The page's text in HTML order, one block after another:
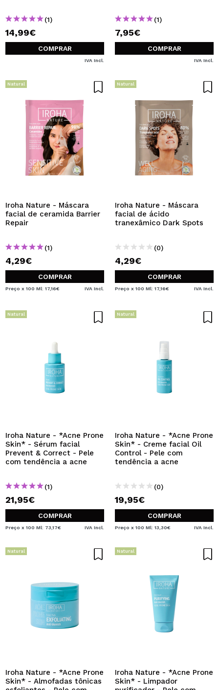
(1)
14,99€
COMPRAR
IVA Incl.
(1)
7,95€
COMPRAR
IVA Incl.
Natural
Iroha Nature - Máscara
facial de ceramida Barrier
Repair
(1)
4,29€
COMPRAR
Preço x 100 Ml: 17,16€ IVA Incl.
Natural
Iroha Nature - Máscara
facial de ácido
tranexâmico Dark Spots
(0)
4,29€
COMPRAR
Preço x 100 Ml: 17,16€ IVA Incl.
Natural
Iroha Nature - *Acne Prone
Skin* - Sérum facial
Prevent & Correct - Pele
com tendência a acne
(1)
21,95€
COMPRAR
Preço x 100 Ml: 73,17€ IVA Incl.
Natural
Iroha Nature - *Acne Prone
Skin* - Creme facial Oil
Control - Pele com
tendência a acne
(0)
19,95€
COMPRAR
Preço x 100 Ml: 13,30€ IVA Incl.
Natural
Iroha Nature - *Acne Prone
Skin* - Almofadas tônicas
Natural
Iroha Nature - *Acne Prone
Skin* - Limpador